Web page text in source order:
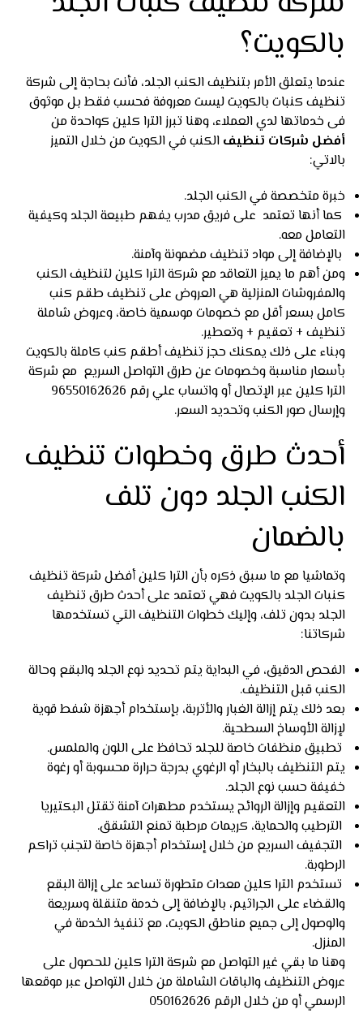
بالكويت؟
عندما يتعلق الأمر بتنظيف الكنب الجلد، فأنت بحاجة إلى شركة
تنظيف كنبات بالكويت ليست معروفة فحسب فقط بل موثوق
فى خدماتها لدي العملاء، وهنا تبرز الترا كلين كواحدة من
أفضل شركات تنظيف الكنب في الكويت من خلال التميز
بالاتي:
خبرة متخصصة في الكنب الجلد.
كما أنها تعتمد على فريق مدرب يفهم طبيعة الجلد وكيفية
التعامل معه.
بالإضافة إلى مواد تنظيف مضمونة وآمنة.
ومن أهم ما يميز التعاقد مع شركة الترا كلين لتنظيف الكنب
والمفروشات المنزلية هي العروض على تنظيف طقم كنب
كامل بسعر أقل مع خصومات موسمية خاصة، وعروض شاملة
تنظيف + تعقيم + وتعطير.
وبناء على ذلك يمكنك حجز تنظيف أطقم كنب كاملة بالكويت
بأسعار مناسبة وخصومات عن طرق التواصل السريع مع شركة
وإرسال صور الكنب وتحديد السعر.
أحدث طرق وخطوات تنظيف
الكنب الجلد دون تلف
بالضمان
وتماشيا مع ما سبق ذكره بأن الترا كلين أفضل شركة تنظيف
كنبات الجلد بالكويت فهي تعتمد على أحدث طرق تنظيف
الجلد بدون تلف، وإليك خطوات التنظيف التي تستخدمها
شركاتنا:
الفحص الدقيق، في البداية يتم تحديد نوع الجلد والبقع وحالة
الكنب قبل التنظيف.
بعد ذلك يتم إزالة الغبار والأتربة، بإستخدام أجهزة شفط قوية
لإزالة الأوساخ السطحية.
تطبيق منظفات خاصة للجلد تحافظ على اللون والملمس.
يتم التنظيف بالبخار أو الرغوي بدرجة حرارة محسوبة أو رغوة
خفيفة حسب نوع الجلد.
التعقيم وإزالة الروائح يستخدم مطهرات آمنة تقتل البكتيريا
الترطيب والحماية، كريمات مرطبة تمنع التشقق.
التجفيف السريع من خلال إستخدام أجهزة خاصة لتجنب تراكم
الرطوبة.
تستخدم الترا كلين معدات متطورة تساعد على إزالة البقع
والقضاء على الجراثيم، بالإضافة إلى خدمة متنقلة وسريعة
والوصول إلى جميع مناطق الكويت، مع تنفيذ الخدمة في
المنزل.
وهنا ما بقي غير التواصل مع شركة الترا كلين للحصول على
عروض التنظيف والباقات الشاملة من خلال التواصل عبر موقعها
الرسميأو من خلال الرقم 050162626